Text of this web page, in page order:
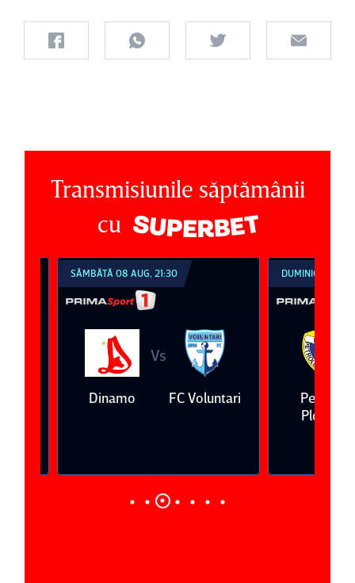
Transmisiunile săptămânii
cu
SÂMBĂTĂ 08 AUG, 21:30
Dinamo FC Voluntari
DUMINICĂ 09 AUG,
Petrolul
Ploieşti